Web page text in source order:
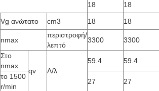
18 18
Vg ανώτατο cm3 18 18
nmax
περιστροφή/
λεπτό
3300 3300
Στο
nmax
qv Λ/λ
59.4 59.4
το 1500
r/min
27 27